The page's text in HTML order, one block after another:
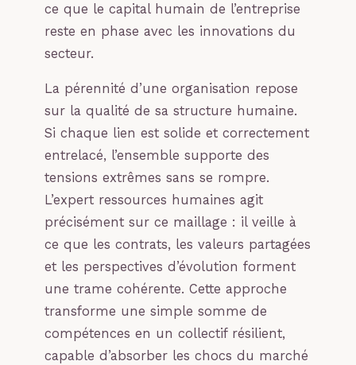
ce que le capital humain de l’entreprise
reste en phase avec les innovations du
secteur.
La pérennité d’une organisation repose
sur la qualité de sa structure humaine.
Si chaque lien est solide et correctement
entrelacé, l’ensemble supporte des
tensions extrêmes sans se rompre.
L’expert ressources humaines agit
précisément sur ce maillage : il veille à
ce que les contrats, les valeurs partagées
et les perspectives d’évolution forment
une trame cohérente. Cette approche
transforme une simple somme de
compétences en un collectif résilient,
capable d’absorber les chocs du marché